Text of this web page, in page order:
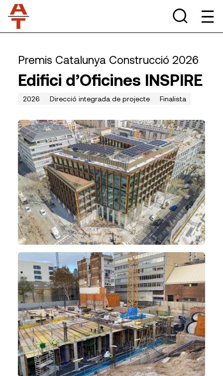
Premis Catalunya Construcció 2026
Edifici d’Oficines INSPIRE
2026 Direcció integrada de projecte Finalista